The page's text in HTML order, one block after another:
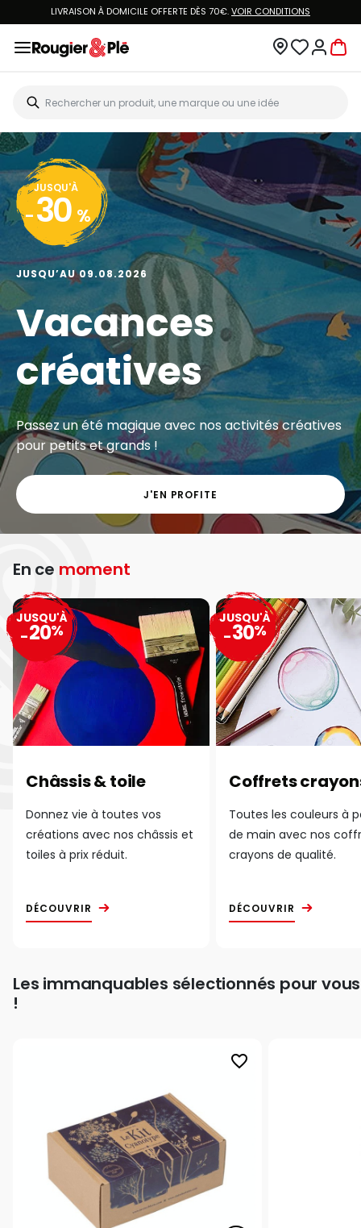
LIVRAISON À DOMICILE OFFERTE DÈS 70€.VOIR CONDITIONS
JUSQU'À
- 30 %
JUSQU’AU 09.08.2026
Vacances
créatives
Passez un été magique avec nos activités créatives
pour petits et grands !
J'EN PROFITE
En ce moment
Châssis & toile
Donnez vie à toutes vos
créations avec nos châssis et
toiles à prix réduit.
DÉCOUVRIR
JUSQU'À
-20%
Coffrets
Toutes les couleurs à
de main avec nos
crayons de qualité.
DÉCOUVRIR
JUSQU'À
-30%
Les immanquables sélectionnés pour vous
!
favorite_border